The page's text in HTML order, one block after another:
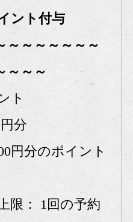
ント付与
～～～～～～～
～～～
ト
分
円分のポイント
限： 1回の予約